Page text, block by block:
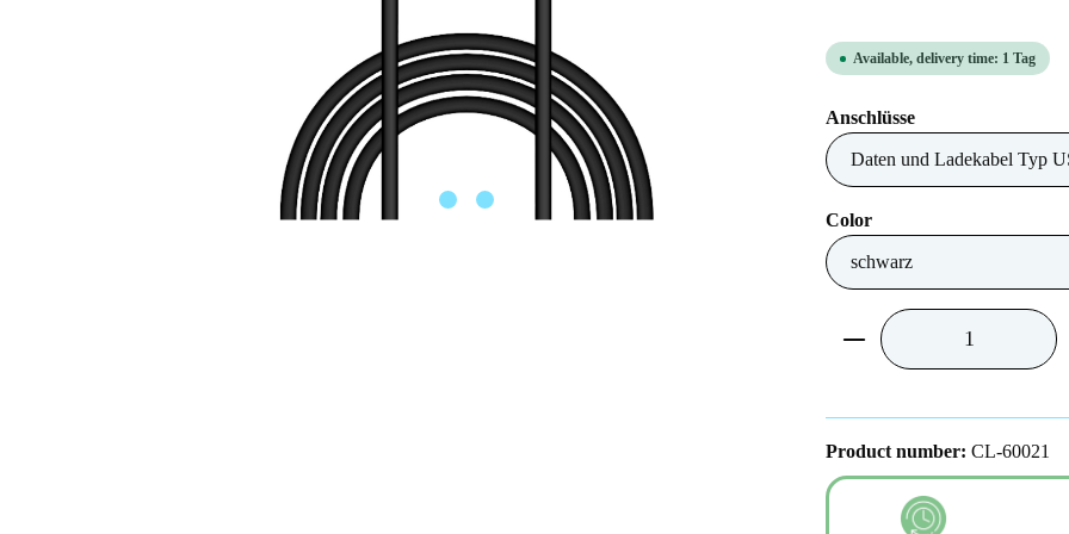
Available, delivery time: 1 Tag
Select
Anschlüsse
Select
Color
Product Quantity:
Product number: CL-60021